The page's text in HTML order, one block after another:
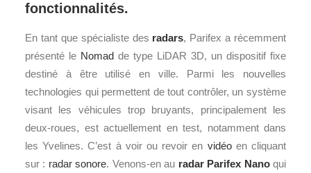
fonctionnalités.
En tant que spécialiste des radars, Parifex a récemment
présenté le Nomad de type LiDAR 3D, un dispositif fixe
destiné à être utilisé en ville. Parmi les nouvelles
technologies qui permettent de tout contrôler, un système
visant les véhicules trop bruyants, principalement les
deux-roues, est actuellement en test, notamment dans
les Yvelines. C’est à voir ou revoir en vidéoen cliquant
sur : radar sonore. Venons-en au radar Parifex Nanoqui